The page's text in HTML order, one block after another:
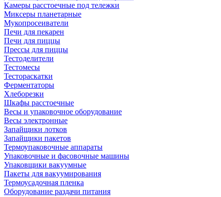
Камеры расстоечные под тележки
Миксеры планетарные
Мукопросеиватели
Печи для пекарен
Печи для пиццы
Прессы для пиццы
Тестоделители
Тестомесы
Тестораскатки
Ферментаторы
Хлеборезки
Шкафы расстоечные
Весы и упаковочное оборудование
Весы электронные
Запайщики лотков
Запайщики пакетов
Термоупаковочные аппараты
Упаковочные и фасовочные машины
Упаковщики вакуумные
Пакеты для вакуумирования
Термоусадочная пленка
Оборудование раздачи питания